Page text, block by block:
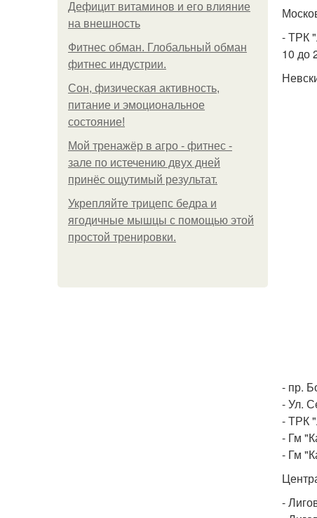
Дефицит витаминов и его влияние
на внешность
Фитнес обман. Глобальный обман
фитнес индустрии.
Сон, физическая активность,
питание и эмоциональное
состояние!
Мой тренажёр в агро - фитнес -
зале по истечению двух дней
принёс ощутимый результат.
Укрепляйте трицепс бедра и
ягодичные мышцы с помощью этой
простой тренировки.
- ТРК
10 до
- пр.
- Ул.
- ТРК
- Гм
- Гм
-